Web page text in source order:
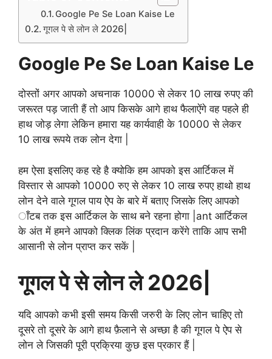
Google Pe Se Loan Kaise Le
गूगल पे से लोन ले 2026|
Google Pe Se Loan Kaise Le
दोस्तों अगर आपको अचनाक 10000 से लेकर 10 लाख रुपए की
जरूरत पड़ जाती हैं तो आप किसके आगे हाथ फैलाऐंगे वह पहले ही
हाथ जोड़ लेगा लेकिन हमारा यह कार्यवाही के 10000 से लेकर
10 लाख रूपये तक लोन देगा |
हम ऐसा इसलिए कह रहे है क्योकि हम आपको इस आर्टिकल में
विस्तार से आपको 10000 रुए से लेकर 10 लाख रुपए हाथो हाथ
लोन देने वाले गूगल पाय ऐप के बारे में बताए जिसके लिए आपको
ाँटब तक इस आर्टिकल के साथ बने रहना होगा |ant आर्टिकल
के अंत में हमने आपको क्लिक लिंक प्रदान करेंगे ताकि आप सभी
आसानी से लोन प्राप्त कर सकें |
गूगल पे से लोन ले 2026|
यदि आपको कभी इसी समय किसी जरुरी के लिए लोन चाहिए तो
दूसरे तो दूसरे के आगे हाथ फ़ैलाने से अच्छा है की गूगल पे ऐप से
लोन ले जिसकी पूरी प्रक्रिया कुछ इस प्रकार हैं |